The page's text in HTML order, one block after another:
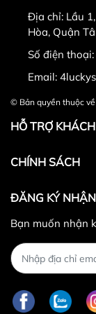
Lưu ý:
ngày nhận
Thời gian
Sản phẩm
nguyên
(nếu có).
Sản
Không
phẩm đổi.
Địa chỉ: Lầu
Hòa, Quận
Số điện thoại:
Email:
© Bản quyền thuộc về
HỖ TRỢ
CHÍNH SÁCH
ĐĂNG KÝ
Bạn muốn nhận